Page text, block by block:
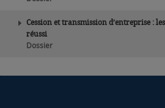
Cession et transmission d’entreprise :
réussi
Dossier